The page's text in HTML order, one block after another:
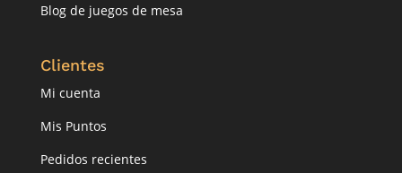
Blog de juegos de mesa
Clientes
Mi cuenta
Mis Puntos
Pedidos recientes